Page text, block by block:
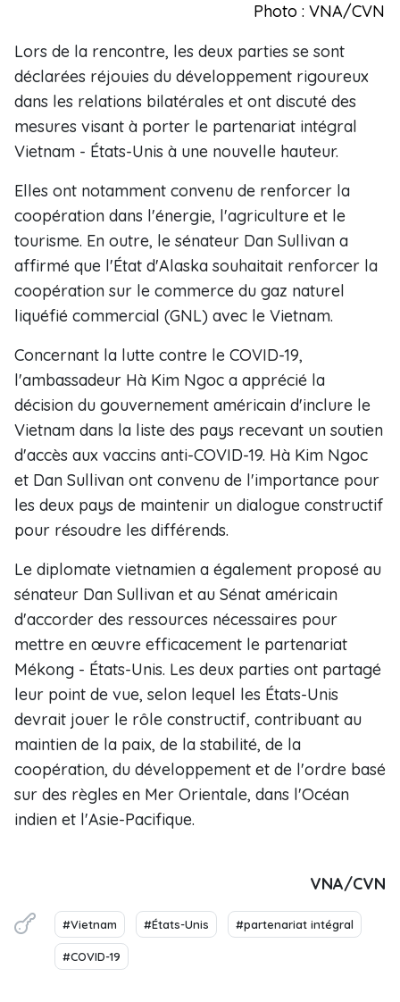
Photo : VNA/CVN
Lors de la rencontre, les deux parties se sont
déclarées réjouies du développement rigoureux
dans les relations bilatérales et ont discuté des
mesures visant à porter le partenariat intégral
Vietnam - États-Unis à une nouvelle hauteur.
Elles ont notamment convenu de renforcer la
coopération dans l'énergie, l'agriculture et le
tourisme. En outre, le sénateur Dan Sullivan a
affirmé que l'État d'Alaska souhaitait renforcer la
coopération sur le commerce du gaz naturel
liquéfié commercial (GNL) avec le Vietnam.
Concernant la lutte contre le COVID-19,
l'ambassadeur Hà Kim Ngoc a apprécié la
décision du gouvernement américain d'inclure le
Vietnam dans la liste des pays recevant un soutien
d'accès aux vaccins anti-COVID-19. Hà Kim Ngoc
et Dan Sullivan ont convenu de l'importance pour
les deux pays de maintenir un dialogue constructif
pour résoudre les différends.
Le diplomate vietnamien a également proposé au
sénateur Dan Sullivan et au Sénat américain
d'accorder des ressources nécessaires pour
mettre en œuvre efficacement le partenariat
Mékong - États-Unis. Les deux parties ont partagé
leur point de vue, selon lequel les États-Unis
devrait jouer le rôle constructif, contribuant au
maintien de la paix, de la stabilité, de la
coopération, du développement et de l'ordre basé
sur des règles en Mer Orientale, dans l'Océan
indien et l'Asie-Pacifique.
VNA/CVN
#Vietnam #États-Unis #partenariat intégral
#COVID-19